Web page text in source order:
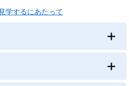
学するにあたって